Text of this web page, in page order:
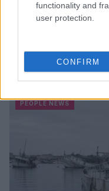
functionality and
user protection.
CONFIRM
Coldcard: l’attacco
PEOPLE NEWS